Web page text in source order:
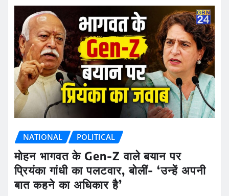
NATIONAL POLITICAL
मोहन भागवत के Gen-Z वाले बयान पर
प्रियंका गांधी का पलटवार, बोलीं- ‘उन्हें अपनी
बात कहने का अधिकार है’